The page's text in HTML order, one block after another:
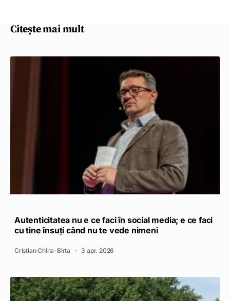
Citește mai mult
Autenticitatea nu e ce faci în social media; e ce faci
cu tine însuți când nu te vede nimeni
Cristian China-Birta 3 apr. 2026